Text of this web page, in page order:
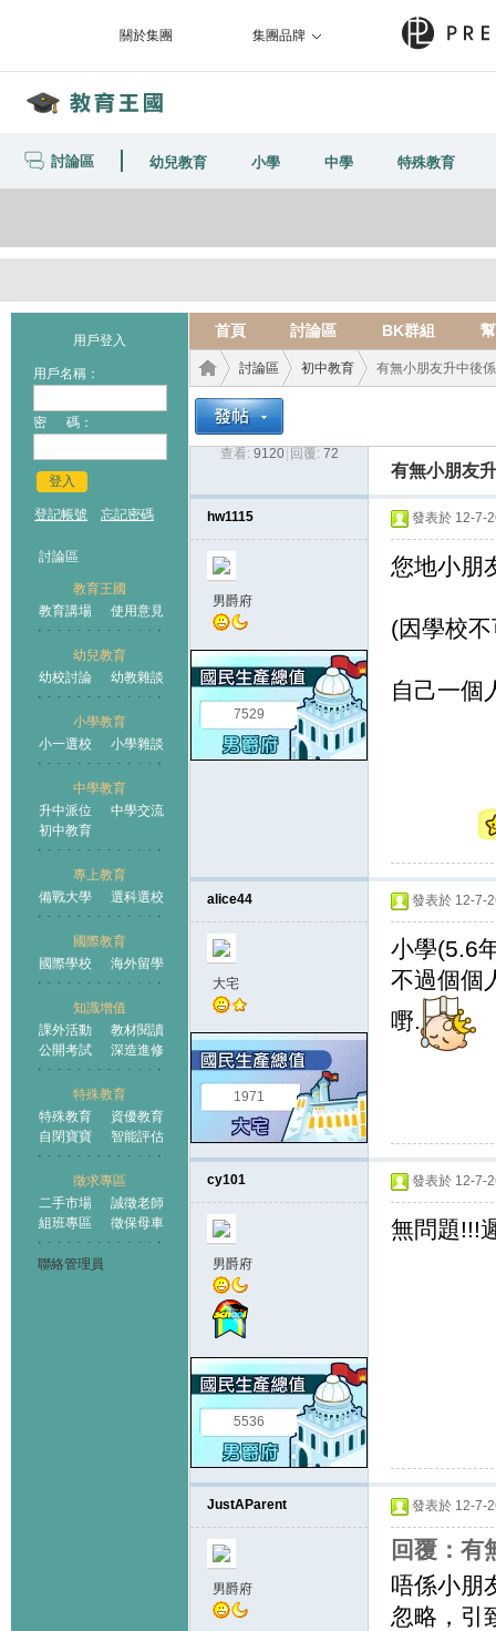
關於集團 集團品牌
討論區 幼兒教育 小學 中學 特殊教育
用戶登入
用戶名稱：
密 碼：
登入
登記帳號 忘記密碼
討論區
教育王國
教育講場
使用意見
幼兒教育
幼校討論
幼教雜談
小學教育
小一選校
小學雜談
中學教育
升中派位
中學交流
初中教育
專上教育
備戰大學
選科選校
國際教育
國際學校
海外留學
知識增值
課外活動
教材閱讀
公開考試
深造進修
特殊教育
特殊教育
資優教育
自閉寶寶
智能評估
徵求專區
二手市場
誠徵老師
組班專區
徵保母車
聯絡管理員
首頁 討論區 BK群組
王國
›
討論區
›
初中教育 有無小朋友升中後
查看: 9120 回覆: 72
有無小朋友
hw1115
男爵府
7529
發表於 12-7-
您地小朋
(因學校
自己一個
alice44
大宅
1971
發表於 12-7-
小學(5.6
不過個個
嘢.
cy101
男爵府
5536
發表於 12-7-
無問題!!!
JustAParent
男爵府
發表於 12-7-
回覆：有
唔係小朋
忽略，引